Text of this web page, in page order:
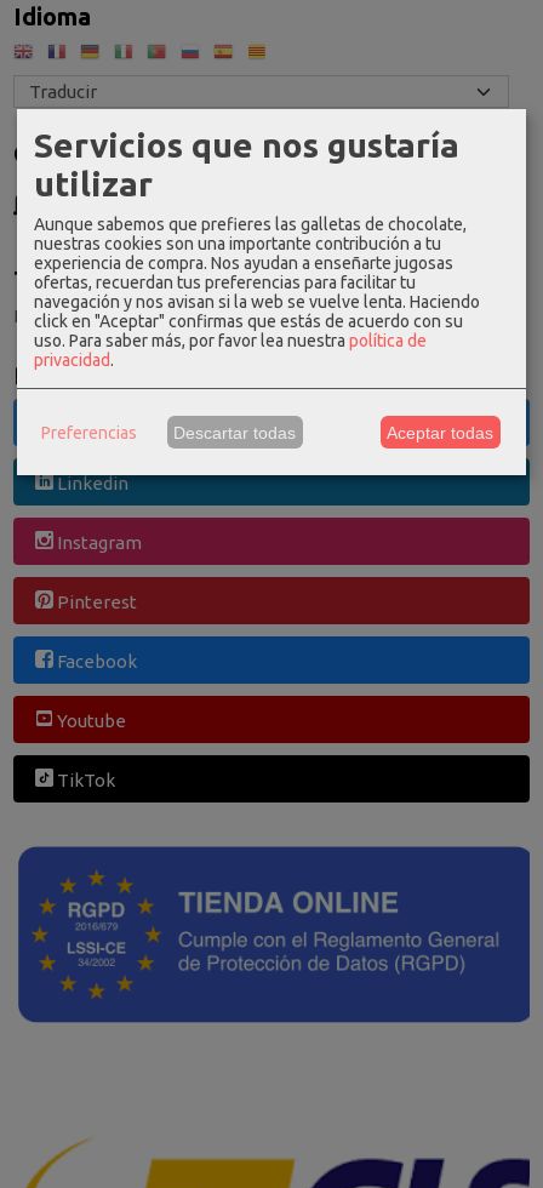
Idioma
Costes de Envío
GRATIS *
Consultar Destinos
Tu Carrito (0)
El carrito de la compra está vacío
Redes Sociales
Twitter
Linkedin
Instagram
Pinterest
Facebook
Youtube
TikTok
Servicios que nos gustaría
utilizar
Aunque sabemos que prefieres las galletas de chocolate,
nuestras cookies son una importante contribución a tu
experiencia de compra. Nos ayudan a enseñarte jugosas
ofertas, recuerdan tus preferencias para facilitar tu
navegación y nos avisan si la web se vuelve lenta. Haciendo
click en "Aceptar" confirmas que estás de acuerdo con su
uso. Para saber más, por favor lea nuestra política de
privacidad.
Preferencias Descartar todas Aceptar todas